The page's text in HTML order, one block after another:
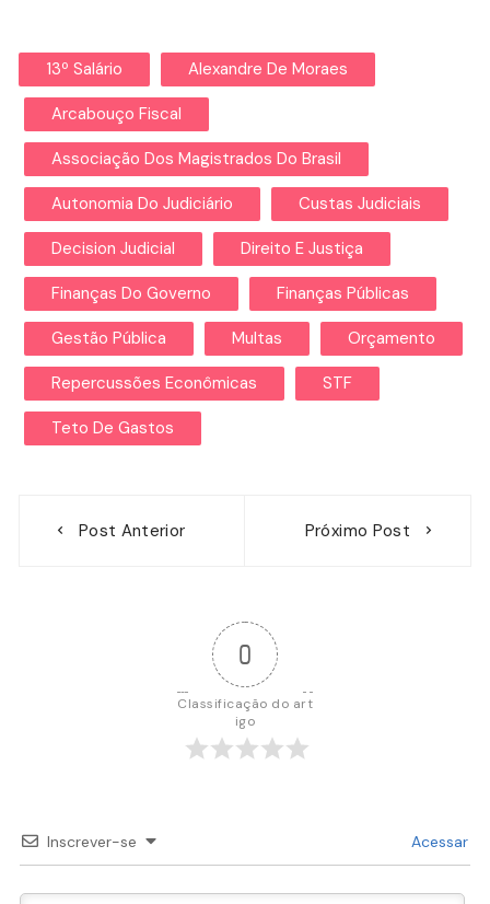
13º Salário Alexandre De Moraes
Arcabouço Fiscal
Associação Dos Magistrados Do Brasil
Autonomia Do Judiciário Custas Judiciais
Decision Judicial Direito E Justiça
Finanças Do Governo Finanças Públicas
Gestão Pública Multas Orçamento
Repercussões Econômicas STF
Teto De Gastos
Post Anterior Próximo Post
0
Classificação do art
igo
Inscrever-se Acessar